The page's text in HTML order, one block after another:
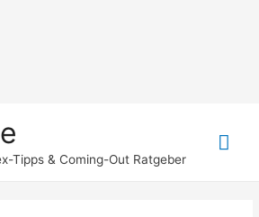
Tipps & Coming-Out Ratgeber